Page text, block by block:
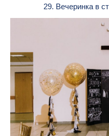
29. Вечеринка в